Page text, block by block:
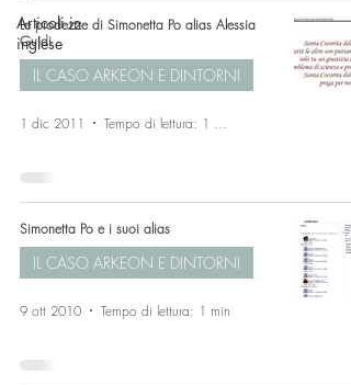
Articoli in
inglese
Le prodezze di Simonetta Po alias Alessia
Guidi
IL CASO ARKEON E DINTORNI
1 dic 2011 Tempo di lettura: 1 min
Simonetta Po e i suoi alias
IL CASO ARKEON E DINTORNI
9 ott 2010 Tempo di lettura: 1 min